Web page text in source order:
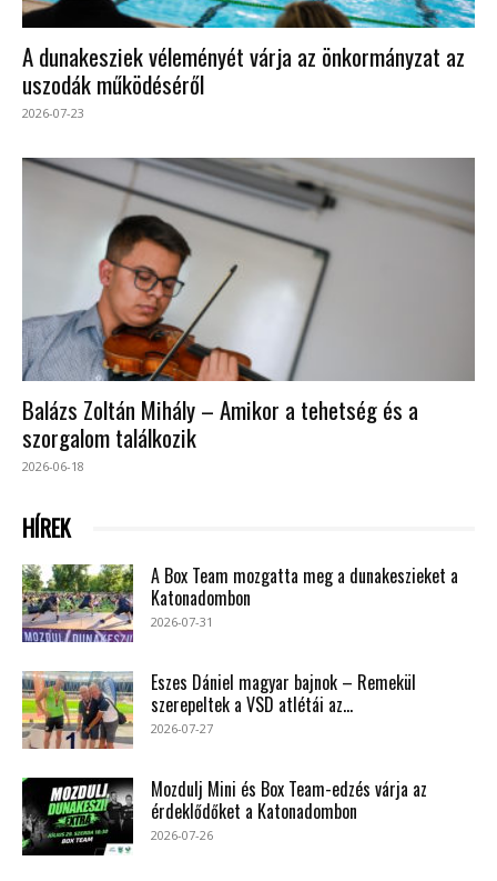
A dunakesziek véleményét várja az önkormányzat az
uszodák működéséről
2026-07-23
Balázs Zoltán Mihály – Amikor a tehetség és a
szorgalom találkozik
2026-06-18
HÍREK
A Box Team mozgatta meg a dunakeszieket a
Katonadombon
2026-07-31
Eszes Dániel magyar bajnok – Remekül
szerepeltek a VSD atlétái az...
2026-07-27
Mozdulj Mini és Box Team-edzés várja az
érdeklődőket a Katonadombon
2026-07-26